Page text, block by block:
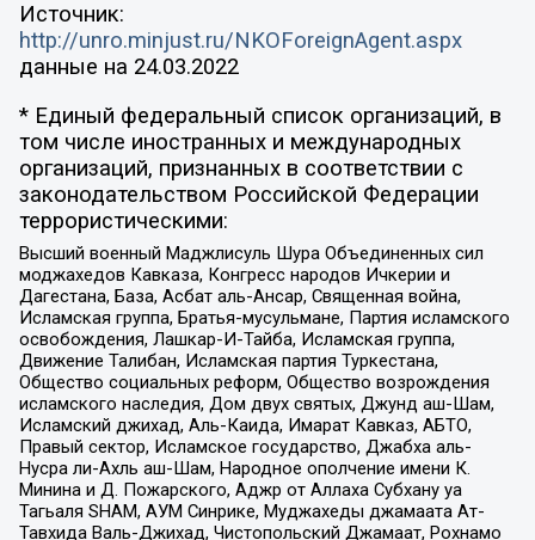
Источник:
http://unro.minjust.ru/NKOForeignAgent.aspx
данные на 24.03.2022
* Единый федеральный список организаций, в
том числе иностранных и международных
организаций, признанных в соответствии с
законодательством Российской Федерации
террористическими:
Высший военный Маджлисуль Шура Объединенных сил
моджахедов Кавказа, Конгресс народов Ичкерии и
Дагестана, База, Асбат аль-Ансар, Священная война,
Исламская группа, Братья-мусульмане, Партия исламского
освобождения, Лашкар-И-Тайба, Исламская группа,
Движение Талибан, Исламская партия Туркестана,
Общество социальных реформ, Общество возрождения
исламского наследия, Дом двух святых, Джунд аш-Шам,
Исламский джихад, Аль-Каида, Имарат Кавказ, АБТО,
Правый сектор, Исламское государство, Джабха аль-
Нусра ли-Ахль аш-Шам, Народное ополчение имени К.
Минина и Д. Пожарского, Аджр от Аллаха Субхану уа
Тагьаля SHAM, АУМ Синрике, Муджахеды джамаата Ат-
Тавхида Валь-Джихад, Чистопольский Джамаат, Рохнамо